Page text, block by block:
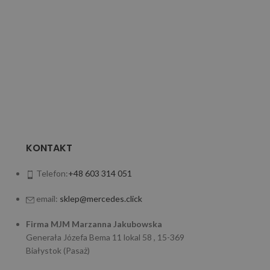
KONTAKT
Telefon:+48 603 314 051
email: sklep@mercedes.click
Firma MJM Marzanna Jakubowska
Generała Józefa Bema 11 lokal 58 , 15-369
Białystok (Pasaż)